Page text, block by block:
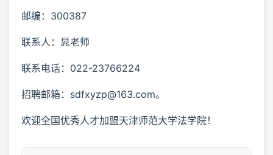
邮编：300387
联系人：晁老师
联系电话：022-23766224
招聘邮箱：sdfxyzp@163.com。
欢迎全国优秀人才加盟天津师范大学法学院！